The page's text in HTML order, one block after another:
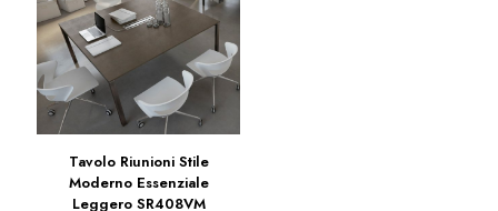
Tavolo Riunioni Stile
Moderno Essenziale
Leggero SR408VM